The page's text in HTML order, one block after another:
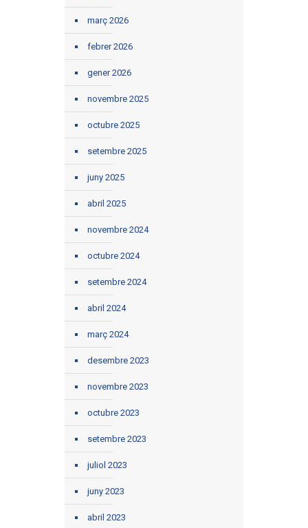
març 2026
febrer 2026
gener 2026
novembre 2025
octubre 2025
setembre 2025
juny 2025
abril 2025
novembre 2024
octubre 2024
setembre 2024
abril 2024
març 2024
desembre 2023
novembre 2023
octubre 2023
setembre 2023
juliol 2023
juny 2023
abril 2023